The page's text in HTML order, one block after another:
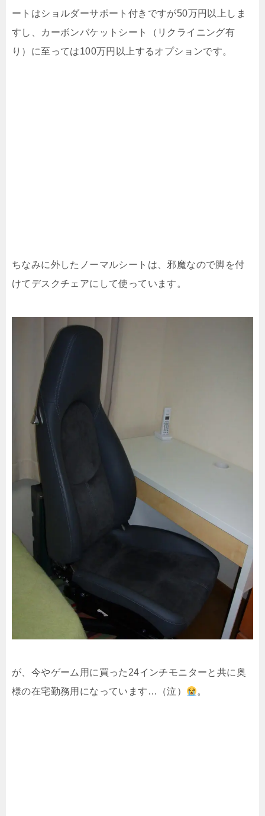
ートはショルダーサポート付きですが50万円以上しま
すし、カーボンバケットシート（リクライニング有
り）に至っては100万円以上するオプションです。
ちなみに外したノーマルシートは、邪魔なので脚を付
けてデスクチェアにして使っています。
が、今やゲーム用に買った24インチモニターと共に奥
様の在宅勤務用になっています…（泣）
。